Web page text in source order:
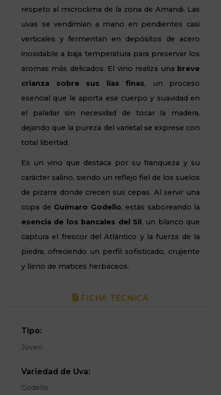
respeto al microclima de la zona de Amandi. Las
uvas se vendimian a mano en pendientes casi
verticales y fermentan en depósitos de acero
inoxidable a baja temperatura para preservar los
aromas más delicados. El vino realiza una breve
crianza sobre sus lías finas, un proceso
esencial que le aporta ese cuerpo y suavidad en
el paladar sin necesidad de tocar la madera,
dejando que la pureza del varietal se exprese con
total libertad.
Es un vino que destaca por su franqueza y su
carácter salino, siendo un reflejo fiel de los suelos
de pizarra donde crecen sus cepas. Al servir una
copa de Guímaro Godello, estás saboreando la
esencia de los bancales del Sil, un blanco que
captura el frescor del Atlántico y la fuerza de la
piedra, ofreciendo un perfil sofisticado, crujiente
y lleno de matices herbáceos.
FICHA TÉCNICA
Tipo:
Joven
Variedad de Uva:
Godello